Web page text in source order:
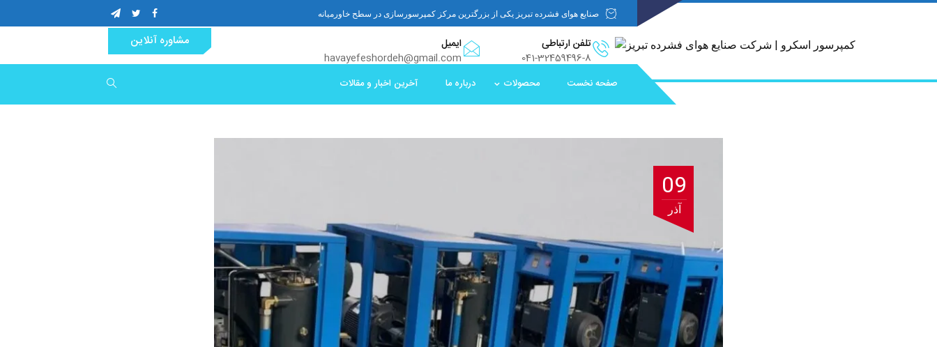
صنایع هوای فشرده تبریز یکی از بزرگترین مرکز کمپرسورسازی در سطح خاورمیانه
تلفن ارتباطی
041-32459496-8
ایمیل
havayefeshordeh@gmail.com
مشاوره آنلاین
صفحه نخست محصولات درباره ما آخرین اخبار و مقالات
09
آذر